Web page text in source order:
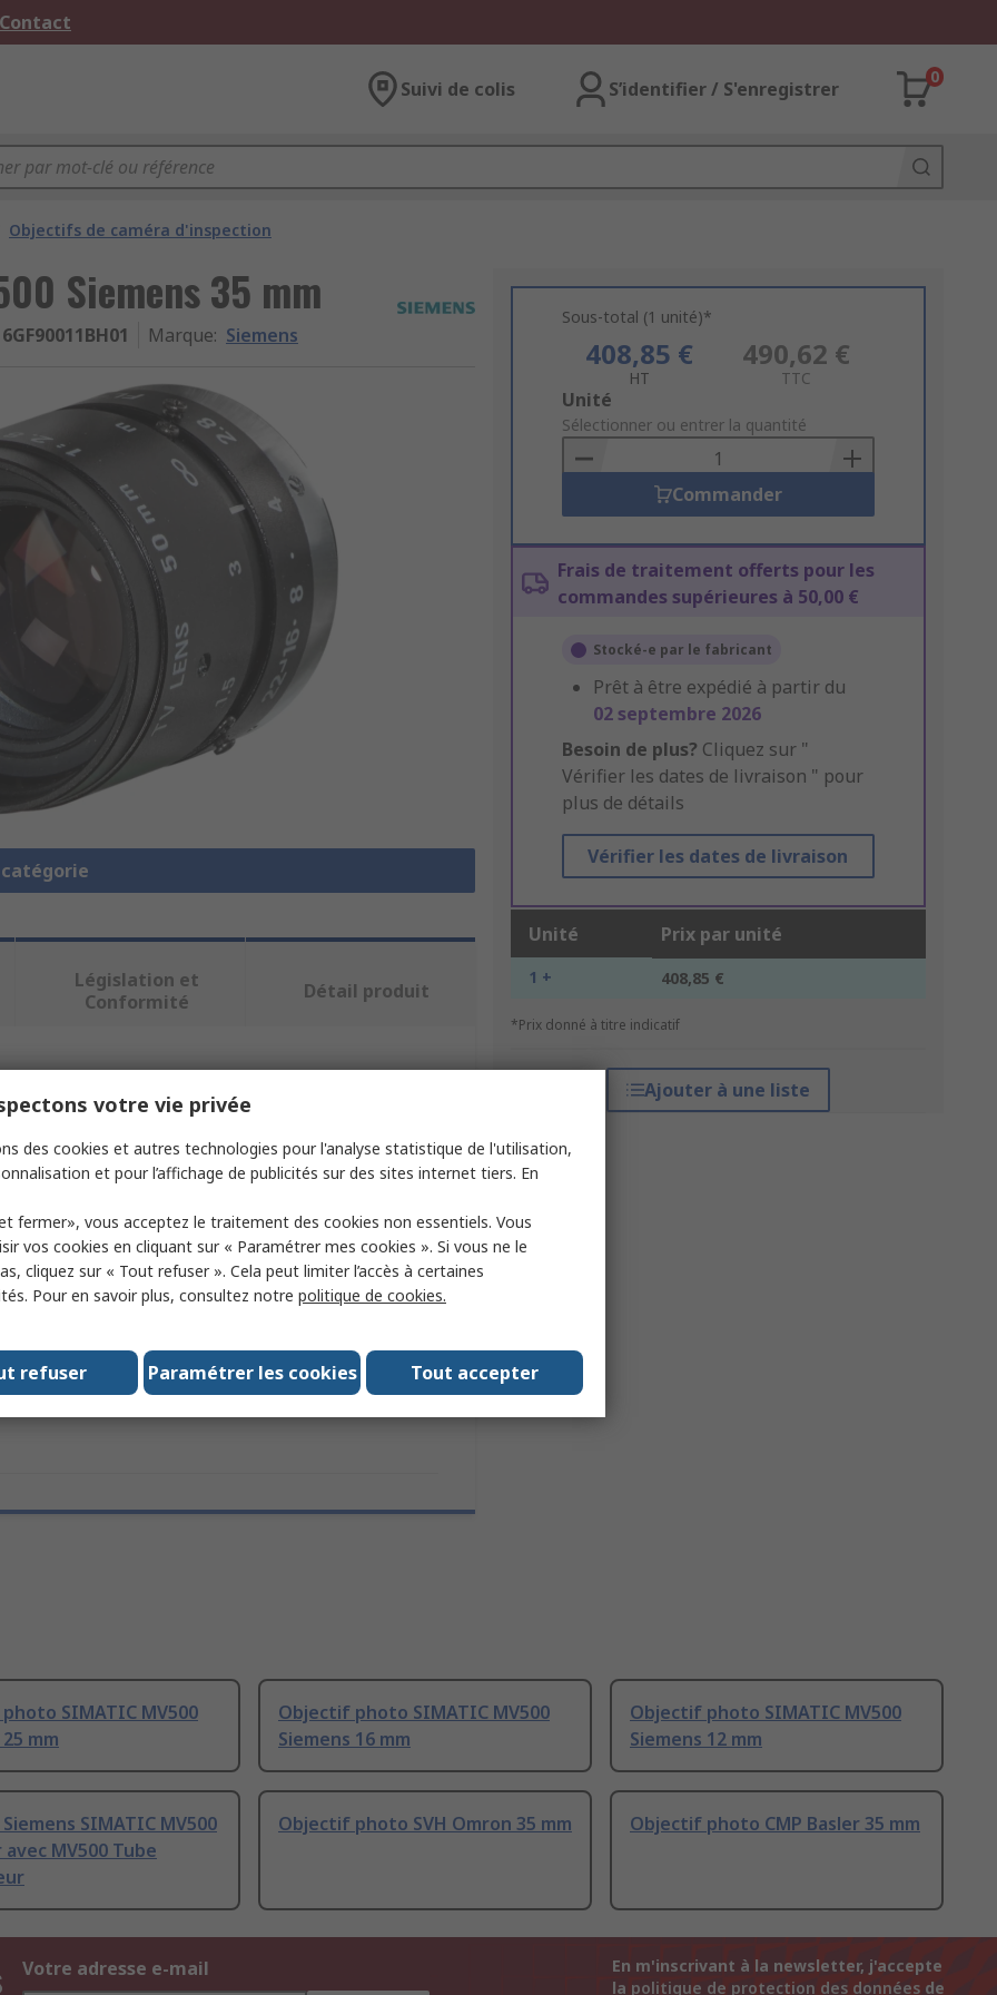
Suivi de colis S’identifier / S'enregistrer
0
Objectifs de caméra d'inspection
Siemens 35 mm
6GF90011BH01 Marque: Siemens
Sous-total (1 unité)*
408,85 €
HT
490,62 €
TTC
Add
to
Basket
Unité
Sélectionner ou entrer la quantité
Commander
Frais de traitement offerts pour les
commandes supérieures à 50,00 €
Stocké-e par le fabricant
Prêt à être expédié à partir du
02 septembre 2026
Besoin de plus? Cliquez sur "
Vérifier les dates de livraison " pour
plus de détails
Vérifier les dates de livraison
Unité Prix par unité
1 + 408,85 €
*Prix donné à titre indicatif
Ajouter à une liste
Législation et
Conformité
Détail produit
un ou plusieurs attributs.
Valeur
Siemens
de lentille Type C
Objectif photo
SIMATIC MV500
SIMATIC MV500
mm
Objectif photo SIMATIC MV500
Siemens 16 mm
Objectif photo SIMATIC MV500
Siemens 12 mm
SIMATIC MV500
MV500 Tube
Objectif photo SVH Omron 35 mm Objectif photo CMP Basler 35 mm
Votre adresse e-mail
En m'inscrivant à la newsletter, j'accepte
la politique de protection des données de
votre vie privée
des cookies et autres technologies pour l'analyse statistique de l'utilisation,
et pour l’affichage de publicités sur des sites internet tiers. En
fermer», vous acceptez le traitement des cookies non essentiels. Vous
vos cookies en cliquant sur « Paramétrer mes cookies ». Si vous ne le
cliquez sur « Tout refuser ». Cela peut limiter l’accès à certaines
Pour en savoir plus, consultez notre politique de cookies.
Tout accepter
Paramétrer les cookies
refuser